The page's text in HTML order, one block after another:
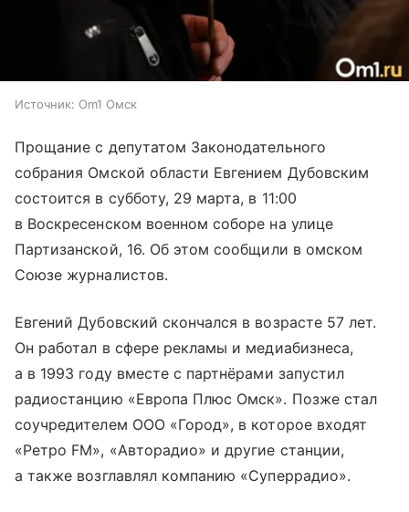
Источник: Om1 Омск
Прощание с депутатом Законодательного
собрания Омской области Евгением Дубовским
состоится в субботу, 29 марта, в 11:00
в Воскресенском военном соборе на улице
Партизанской, 16. Об этом сообщили в омском
Союзе журналистов.
Евгений Дубовский скончался в возрасте 57 лет.
Он работал в сфере рекламы и медиабизнеса,
а в 1993 году вместе с партнёрами запустил
радиостанцию «Европа Плюс Омск». Позже стал
соучредителем ООО «Город», в которое входят
«Ретро FM», «Авторадио» и другие станции,
а также возглавлял компанию «Суперрадио».